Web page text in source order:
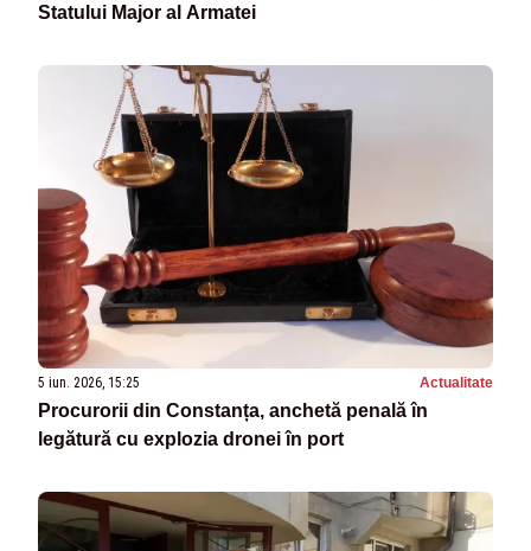
Statului Major al Armatei
5 iun. 2026, 15:25 Actualitate
Procurorii din Constanța, anchetă penală în
legătură cu explozia dronei în port